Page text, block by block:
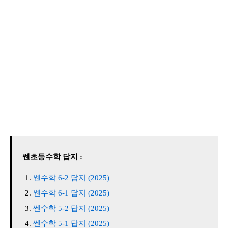
쎈초등수학 답지 :
쎈수학 6-2 답지 (2025)
쎈수학 6-1 답지 (2025)
쎈수학 5-2 답지 (2025)
쎈수학 5-1 답지 (2025)